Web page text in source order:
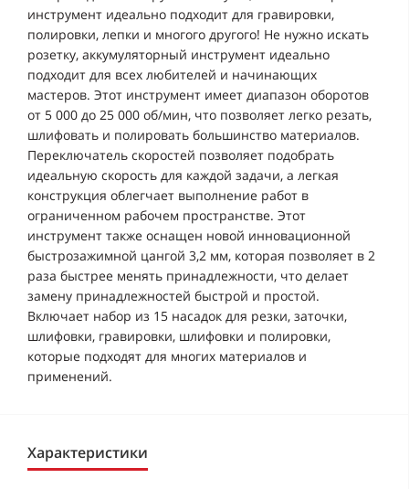
инструмент идеально подходит для гравировки,
полировки, лепки и многого другого! Не нужно искать
розетку, аккумуляторный инструмент идеально
подходит для всех любителей и начинающих
мастеров. Этот инструмент имеет диапазон оборотов
от 5 000 до 25 000 об/мин, что позволяет легко резать,
шлифовать и полировать большинство материалов.
Переключатель скоростей позволяет подобрать
идеальную скорость для каждой задачи, а легкая
конструкция облегчает выполнение работ в
ограниченном рабочем пространстве. Этот
инструмент также оснащен новой инновационной
быстрозажимной цангой 3,2 мм, которая позволяет в 2
раза быстрее менять принадлежности, что делает
замену принадлежностей быстрой и простой.
Включает набор из 15 насадок для резки, заточки,
шлифовки, гравировки, шлифовки и полировки,
которые подходят для многих материалов и
применений.
Характеристики